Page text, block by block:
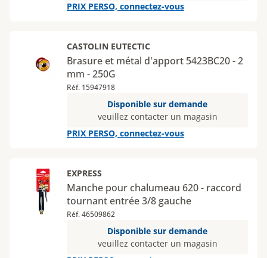
PRIX PERSO, connectez-vous
CASTOLIN EUTECTIC
Brasure et métal d'apport 5423BC20 - 2
mm - 250G
Réf. 15947918
Disponible sur demande
veuillez contacter un magasin
PRIX PERSO, connectez-vous
EXPRESS
Manche pour chalumeau 620 - raccord
tournant entrée 3/8 gauche
Réf. 46509862
Disponible sur demande
veuillez contacter un magasin